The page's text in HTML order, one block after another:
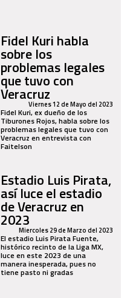
Fidel Kuri habla
sobre los
problemas legales
que tuvo con
VeracruzViernes 12 de Mayo del 2023
Fidel Kuri, ex dueño de los
Tiburones Rojos, habla sobre los
problemas legales que tuvo con
Veracruz en entrevista con
Faitelson
Estadio Luis Pirata,
así luce el estadio
de Veracruz en
2023Miercoles 29 de Marzo del 2023
El estadio Luis Pirata Fuente,
histórico recinto de la Liga MX,
luce en este 2023 de una
manera inesperada, pues no
tiene pasto ni gradas